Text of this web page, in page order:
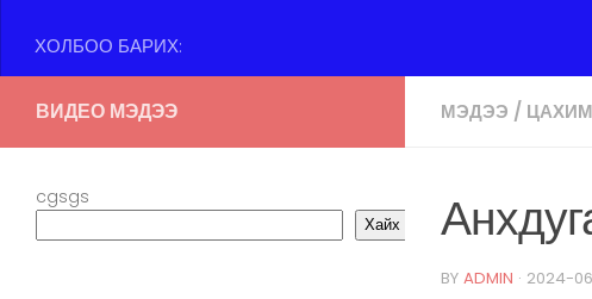
ХОЛБОО БАРИХ:
МЭДЭЭ /
BY ADMIN · 2024-
ВИДЕО МЭДЭЭ
cgsgs
Хайх